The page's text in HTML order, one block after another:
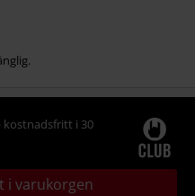
kostnadsfritt i 30
i varukorgen